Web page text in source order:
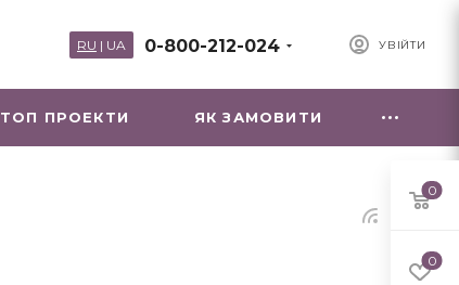
УВІЙТИ
0-800-212-024
RU | UA
ТОП ПРОЕКТИ ЯК ЗАМОВИТИ
0
0